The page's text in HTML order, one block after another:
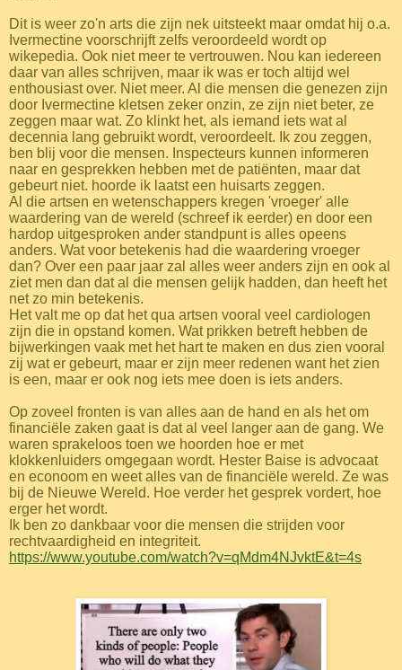
Dit is weer zo'n arts die zijn nek uitsteekt maar omdat hij o.a.
Ivermectine voorschrijft zelfs veroordeeld wordt op
wikepedia. Ook niet meer te vertrouwen. Nou kan iedereen
daar van alles schrijven, maar ik was er toch altijd wel
enthousiast over. Niet meer. Al die mensen die genezen zijn
door Ivermectine kletsen zeker onzin, ze zijn niet beter, ze
zeggen maar wat. Zo klinkt het, als iemand iets wat al
decennia lang gebruikt wordt, veroordeelt. Ik zou zeggen,
ben blij voor die mensen. Inspecteurs kunnen informeren
naar en gesprekken hebben met de patiënten, maar dat
gebeurt niet. hoorde ik laatst een huisarts zeggen.
Al die artsen en wetenschappers kregen 'vroeger' alle
waardering van de wereld (schreef ik eerder) en door een
hardop uitgesproken ander standpunt is alles opeens
anders. Wat voor betekenis had die waardering vroeger
dan? Over een paar jaar zal alles weer anders zijn en ook al
ziet men dan dat al die mensen gelijk hadden, dan heeft het
net zo min betekenis.
Het valt me op dat het qua artsen vooral veel cardiologen
zijn die in opstand komen. Wat prikken betreft hebben de
bijwerkingen vaak met het hart te maken en dus zien vooral
zij wat er gebeurt, maar er zijn meer redenen want het zien
is een, maar er ook nog iets mee doen is iets anders.
Op zoveel fronten is van alles aan de hand en als het om
financiële zaken gaat is dat al veel langer aan de gang. We
waren sprakeloos toen we hoorden hoe er met
klokkenluiders omgegaan wordt. Hester Baise is advocaat
en econoom en weet alles van de financiële wereld. Ze was
bij de Nieuwe Wereld. Hoe verder het gesprek vordert, hoe
erger het wordt.
Ik ben zo dankbaar voor die mensen die strijden voor
rechtvaardigheid en integriteit.
https://www.youtube.com/watch?v=qMdm4NJvktE&t=4s